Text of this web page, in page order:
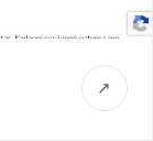
↗